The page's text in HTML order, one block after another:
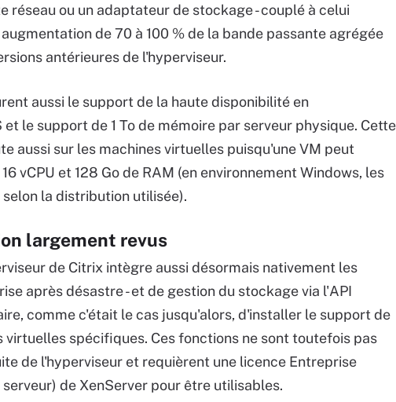
réseau ou un adaptateur de stockage - couplé à celui
de 70 à 100 % de la bande passante agrégée
antérieures de l'hyperviseur.
aussi le support de la haute disponibilité en
le support de 1 To de mémoire par serveur physique. Cette
aussi sur les machines virtuelles puisqu'une VM peut
vCPU et 128 Go de RAM (en environnement Windows, les
la distribution utilisée).
largement revus
de Citrix intègre aussi désormais nativement les
après désastre - et de gestion du stockage via l'API
comme c'était le cas jusqu'alors, d'installer le support de
virtuelles spécifiques. Ces fonctions ne sont toutefois pas
de l'hyperviseur et requièrent une licence Entreprise
de XenServer pour être utilisables.